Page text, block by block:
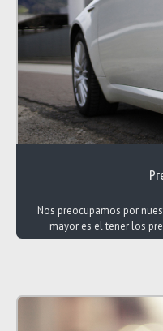
Nos preocupamos por
mayor es el tener los